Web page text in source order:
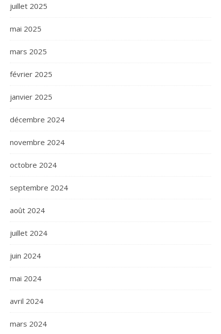
juillet 2025
mai 2025
mars 2025
février 2025
janvier 2025
décembre 2024
novembre 2024
octobre 2024
septembre 2024
août 2024
juillet 2024
juin 2024
mai 2024
avril 2024
mars 2024